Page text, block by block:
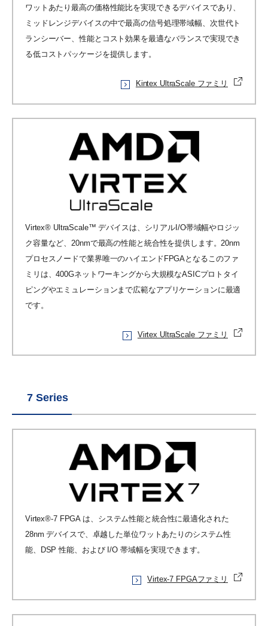
ワットあたり最高の価格性能比を実現できるデバイスであり、
ミッドレンジデバイスの中で最高の信号処理帯域幅、次世代ト
ランシーバー、性能とコスト効果を最適なバランスで実現でき
る低コストパッケージを提供します。
Kintex UltraScale ファミリ
Virtex® UltraScale™ デバイスは、シリアルI/O帯域幅やロジッ
ク容量など、20nmで最高の性能と統合性を提供します。20nm
プロセスノードで業界唯一のハイエンドFPGAとなるこのファ
ミリは、400Gネットワーキングから大規模なASICプロトタイ
ピングやエミュレーションまで広範なアプリケーションに最適
です。
Virtex UltraScale ファミリ
7 Series
Virtex®-7 FPGA は、システム性能と統合性に最適化された
28nm デバイスで、卓越した単位ワットあたりのシステム性
能、DSP 性能、および I/O 帯域幅を実現できます。
Virtex-7 FPGAファミリ